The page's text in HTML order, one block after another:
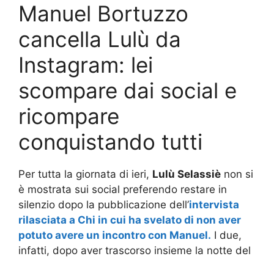
Manuel Bortuzzo
cancella Lulù da
Instagram: lei
scompare dai social e
ricompare
conquistando tutti
Per tutta la giornata di ieri, Lulù Selassiè non si
è mostrata sui social preferendo restare in
silenzio dopo la pubblicazione dell’intervista
rilasciata a Chi in cui ha svelato di non aver
potuto avere un incontro con Manuel. I due,
infatti, dopo aver trascorso insieme la notte del